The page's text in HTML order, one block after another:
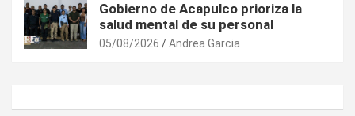
Gobierno de Acapulco prioriza la
salud mental de su personal
05/08/2026 Andrea Garcia